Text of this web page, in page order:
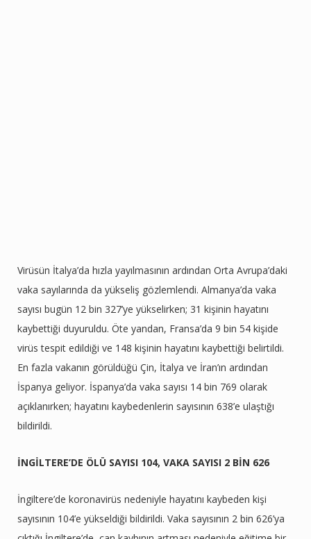
Virüsün İtalya’da hızla yayılmasının ardından Orta Avrupa’daki
vaka sayılarında da yükseliş gözlemlendi. Almanya’da vaka
sayısı bugün 12 bin 327’ye yükselirken; 31 kişinin hayatını
kaybettiği duyuruldu. Öte yandan, Fransa’da 9 bin 54 kişide
virüs tespit edildiği ve 148 kişinin hayatını kaybettiği belirtildi.
En fazla vakanın görüldüğü Çin, İtalya ve İran’ın ardından
İspanya geliyor. İspanya’da vaka sayısı 14 bin 769 olarak
açıklanırken; hayatını kaybedenlerin sayısının 638’e ulaştığı
bildirildi.
İNGİLTERE’DE ÖLÜ SAYISI 104, VAKA SAYISI 2 BİN 626
İngiltere’de koronavirüs nedeniyle hayatını kaybeden kişi
sayısının 104’e yükseldiği bildirildi. Vaka sayısının 2 bin 626’ya